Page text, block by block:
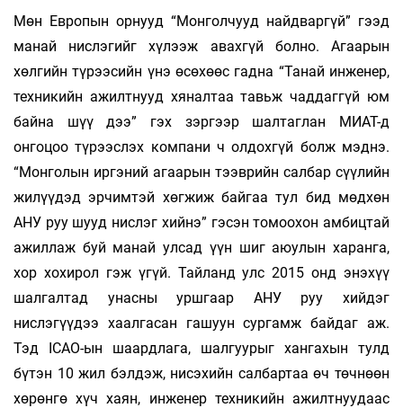
Мөн Европын орнууд “Монголчууд найдваргүй” гээд
манай нислэгийг хүлээж авахгүй болно. Агаарын
хөлгийн түрээсийн үнэ өсөхөөс гадна “Танай инженер,
техникийн ажилтнууд хяналтаа тавьж чаддаггүй юм
байна шүү дээ” гэх зэргээр шалтаглан МИАТ-д
онгоцоо түрээслэх компани ч олдохгүй болж мэднэ.
“Монголын иргэний агаарын тээврийн салбар сүүлийн
жилүүдэд эрчимтэй хөгжиж байгаа тул бид мөдхөн
АНУ руу шууд нислэг хийнэ” гэсэн томоохон амбицтай
ажиллаж буй манай улсад үүн шиг аюулын харанга,
хор хохирол гэж үгүй. Тайланд улс 2015 онд энэхүү
шалгалтад унасны уршгаар АНУ руу хийдэг
нислэгүүдээ хаалгасан гашуун сургамж байдаг аж.
Тэд ICAO-ын шаардлага, шалгуурыг хангахын тулд
бүтэн 10 жил бэлдэж, нисэхийн салбартаа өч төчнөөн
хөрөнгө хүч хаян, инженер техникийн ажилтнуудаас